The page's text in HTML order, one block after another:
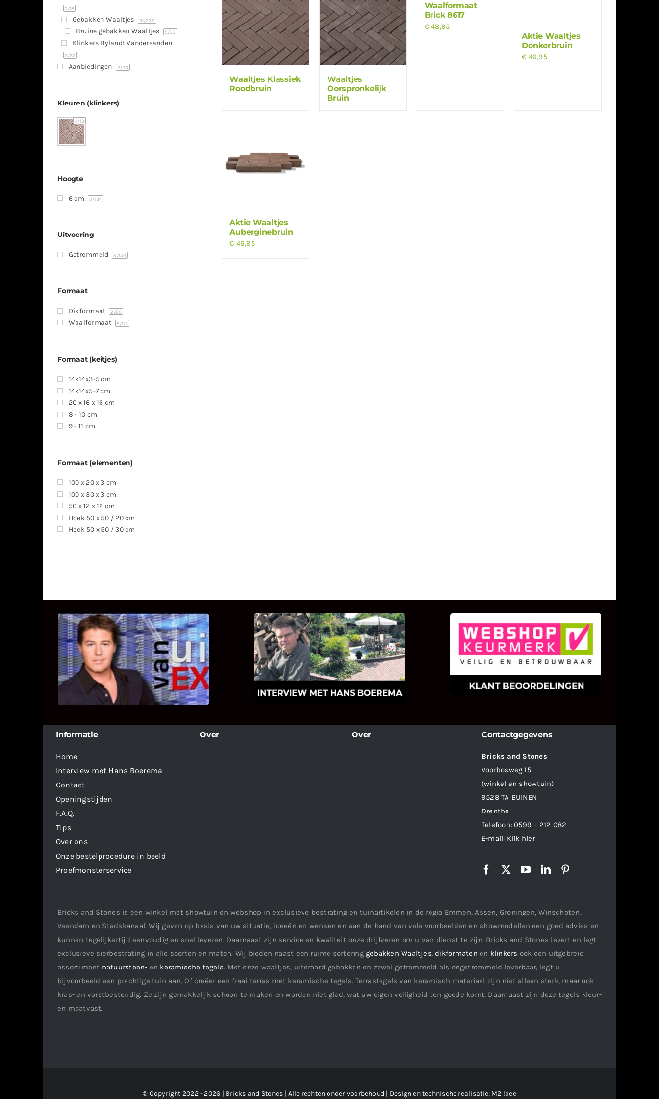
Waaltjes Klassiek
Roodbruin
Waaltjes
Oorspronkelijk
Bruin
Waalformaat
Brick 8617
€48,95
Aktie Waaltjes
Donkerbruin
€ 46,95
Aktie Waaltjes
Auberginebruin
€ 46,95
2/18
Gebakken Waaltjes 10/232
Bruine gebakken Waaltjes 5/33
Klinkers Bylandt Vandersanden
2/32
Aanbiedingen 2/23
Kleuren (klinkers)
4/13
Hoogte
6 cm 5/134
Uitvoering
Getrommeld 5 /140
Formaat
Dikformaat 2 /60
Waalformaat 5/113
Formaat (keitjes)
14x14x3-5 cm
14x14x5-7 cm
20 x 16 x 16 cm
8 - 10 cm
9 - 11 cm
Formaat (elementen)
100 x 20 x 3 cm
100 x 30 x 3 cm
50 x 12 x 12 cm
Hoek 50 x 50 / 20 cm
Hoek 50 x 50 / 30 cm
UITSTEL VAN EXECUTIE
Bekijk hier de fragmenten van de
deelname van Bricks and Stones aan
dit programma.
INTERVIEW MET HANS
BOEREMA
Hoe Bricks and Stones ontstaan is en
wat Hans Boerema motiveert in de
wereld van klinkers en tegels!
KLANT BEOORDELINGEN
We zijn er zeer op gesteld om te
weten wat u als klant van ons en
onze diensten vindt.
Informatie
Home
Interview met Hans Boerema
Contact
Openingstijden
F.A.Q.
Tips
Over ons
Onze bestelprocedure in beeld
Proefmonsterservice
Over Over Contactgegevens
Bricks and Stones
Voorbosweg 15
(winkel en showtuin)
9528 TA BUINEN
Drenthe
Telefoon:0599 – 212 082
E-mail: Klik hier
Bricks and Stones is een winkel met showtuin en webshop in exclusieve bestrating en tuinartikelen in de regio Emmen, Assen, Groningen, Winschoten,
Veendam en Stadskanaal. Wij geven op basis van uw situatie, ideeën en wensen en aan de hand van vele voorbeelden en showmodellen een goed advies en
kunnen tegelijkertijd eenvoudig en snel leveren. Daarnaast zijn service en kwaliteit onze drijfveren om u van dienst te zijn. Bricks and Stones levert en legt
exclusieve sierbestrating in alle soorten en maten. Wij bieden naast een ruime sortering gebakken Waaltjes, dikformaten en klinkers ook een uitgebreid
assortiment natuursteen- en keramische tegels. Met onze waaltjes, uiteraard gebakken en zowel getrommeld als ongetrommeld leverbaar, legt u
bijvoorbeeld een prachtige tuin aan. Of creëer een fraai terras met keramische tegels. Terrastegels van keramisch materiaal zijn niet alleen sterk, maar ook
kras- en vorstbestendig. Ze zijn gemakkelijk schoon te maken en worden niet glad, wat uw eigen veiligheid ten goede komt. Daarnaast zijn deze tegels kleur-
en maatvast.
© Copyright 2022 - 2026 | Bricks and Stones | Alle rechten onder voorbehoud | Design en technische realisatie: M2 !dee